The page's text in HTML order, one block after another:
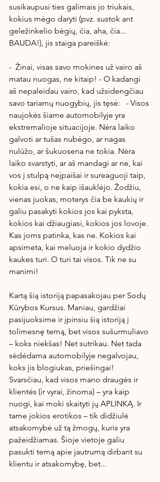
susikaupusi ties galimais jo triukais,
kokius mėgo daryti (pvz. sustok ant
geležinkelio bėgių, čia, aha, čia...
BAUDA!), jis staiga pareiškė:
-  Žinai, visas savo mokines už vairo aš
matau nuogas, ne kitaip! - O kadangi
aš nepaleidau vairo, kad užsidengčiau
savo tariamų nuogybių, jis tęsė:   - Visos
naujokės šiame automobilyje yra
ekstremalioje situacijoje. Nėra laiko
galvoti ar tušas nubėgo, ar nagas
nulūžo, ar šukuosena ne tokia. Nėra
laiko svarstyti, ar aš mandagi ar ne, kai
vos į stulpą neįpaišai ir sureaguoji taip,
kokia esi, o ne kaip išauklėjo. Žodžiu,
vienas juokas, moterys čia be kaukių ir
galiu pasakyti kokios jos kai pyksta,
kokios kai džiaugiasi, kokios jos lovoje.
Kas joms patinka, kas ne. Kokios kai
apsimeta, kai meluoja ir kokio dydžio
kaukes turi. O turi tai visos. Tik ne su
manimi!
Kartą šią istoriją papasakojau per Sodų
Kūrybos Kursus. Maniau, gardžiai
pasijuoksime ir įpinsiu šią istoriją į
tolimesnę temą, bet visos sušurmuliavo
– koks niekšas! Net sutrikau. Net tada
sėdėdama automobilyje negalvojau,
koks jis blogiukas, priešingai!
Svarsčiau, kad visos mano draugės ir
klientės (ir vyrai, žinoma) – yra kaip
nuogi, kai moki skaityti jų APLINKĄ. Ir
tame jokios erotikos – tik didžiulė
atsakomybė už tą žmogų, kuris yra
pažeidžiamas. Šioje vietoje galiu
pasukti temą apie jautrumą dirbant su
klientu ir atsakomybę, bet...